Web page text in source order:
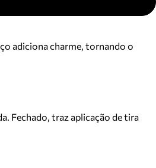
adiciona charme, tornando o
Fechado, traz aplicação de tira